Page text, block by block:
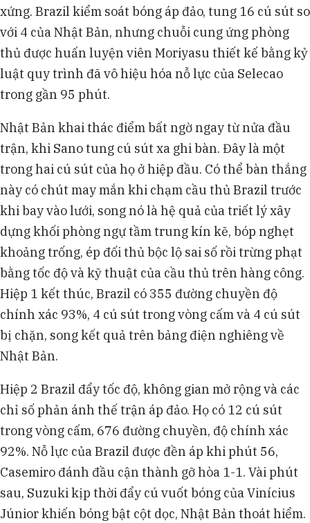
xứng. Brazil kiểm soát bóng áp đảo, tung 16 cú sút so
với 4 của Nhật Bản, nhưng chuỗi cung ứng phòng
thủ được huấn luyện viên Moriyasu thiết kế bằng kỷ
luật quy trình đã vô hiệu hóa nỗ lực của Selecao
trong gần 95 phút.
Nhật Bản khai thác điểm bất ngờ ngay từ nửa đầu
trận, khi Sano tung cú sút xa ghi bàn. Đây là một
trong hai cú sút của họ ở hiệp đầu. Có thể bàn thắng
này có chút may mắn khi chạm cầu thủ Brazil trước
khi bay vào lưới, song nó là hệ quả của triết lý xây
dựng khối phòng ngự tầm trung kín kẽ, bóp nghẹt
khoảng trống, ép đối thủ bộc lộ sai số rồi trừng phạt
bằng tốc độ và kỹ thuật của cầu thủ trên hàng công.
Hiệp 1 kết thúc, Brazil có 355 đường chuyền độ
chính xác 93%, 4 cú sút trong vòng cấm và 4 cú sút
bị chặn, song kết quả trên bảng điện nghiêng về
Nhật Bản.
Hiệp 2 Brazil đẩy tốc độ, không gian mở rộng và các
chỉ số phản ánh thế trận áp đảo. Họ có 12 cú sút
trong vòng cấm, 676 đường chuyền, độ chính xác
92%. Nỗ lực của Brazil được đền áp khi phút 56,
Casemiro đánh đầu cận thành gỡ hòa 1-1. Vài phút
sau, Suzuki kịp thời đẩy cú vuốt bóng của Vinícius
Júnior khiến bóng bật cột dọc, Nhật Bản thoát hiểm.